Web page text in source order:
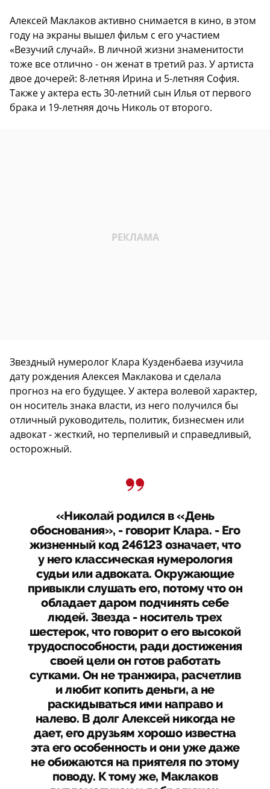
Алексей Маклаков активно снимается в кино, в этом
году на экраны вышел фильм с его участием
«Везучий случай». В личной жизни знаменитости
тоже все отлично - он женат в третий раз. У артиста
двое дочерей: 8-летняя Ирина и 5-летняя София.
Также у актера есть 30-летний сын Илья от первого
брака и 19-летняя дочь Николь от второго.
Звездный нумеролог Клара Кузденбаева изучила
дату рождения Алексея Маклакова и сделала
прогноз на его будущее. У актера волевой характер,
он носитель знака власти, из него получился бы
отличный руководитель, политик, бизнесмен или
адвокат - жесткий, но терпеливый и справедливый,
осторожный.
«Николай родился в «День
обоснования», - говорит Клара. - Его
жизненный код 246123 означает, что
у него классическая нумерология
судьи или адвоката. Окружающие
привыкли слушать его, потому что он
обладает даром подчинять себе
людей. Звезда - носитель трех
шестерок, что говорит о его высокой
трудоспособности, ради достижения
своей цели он готов работать
сутками. Он не транжира, расчетлив
и любит копить деньги, а не
раскидываться ими направо и
налево. В долг Алексей никогда не
дает, его друзьям хорошо известна
эта его особенность и они уже даже
не обижаются на приятеля по этому
поводу. К тому же, Маклаков